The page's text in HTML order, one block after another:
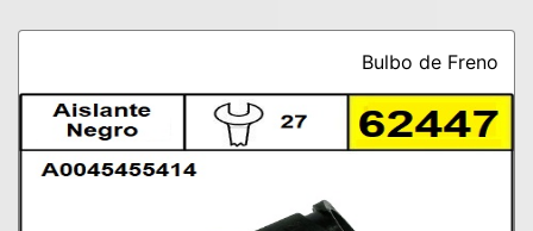
Bulbo de Freno